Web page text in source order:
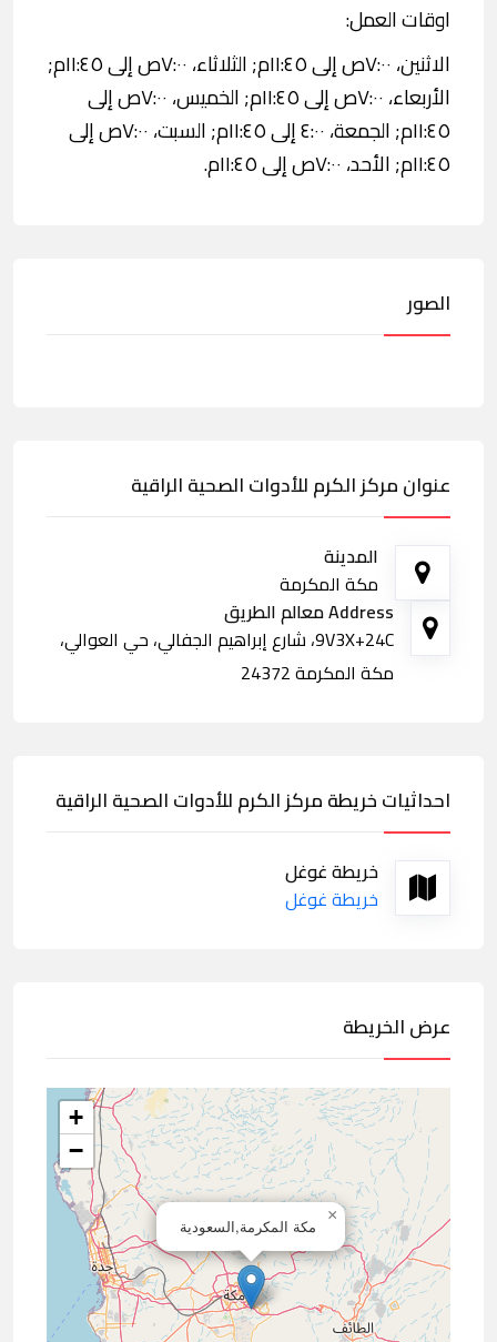
اوقات العمل:
الاثنين، ٧:٠٠ص إلى ١١:٤٥م; الثلاثاء، ٧:٠٠ص إلى ١١:٤٥م;
الأربعاء، ٧:٠٠ص إلى ١١:٤٥م; الخميس، ٧:٠٠ص إلى
١١:٤٥م; الجمعة، ٤:٠٠ إلى ١١:٤٥م; السبت، ٧:٠٠ص إلى
١١:٤٥م; الأحد، ٧:٠٠ص إلى ١١:٤٥م.
الصور
عنوان مركز الكرم للأدوات الصحية الراقية
المدينة
مكة المكرمة
Address معالم الطريق
9V3X+24C، شارع إبراهيم الجفالي، حي العوالي،
مكة المكرمة 24372
احداثيات خريطة مركز الكرم للأدوات الصحية الراقية
خريطة غوغل
خريطة غوغل
عرض الخريطة
مكة المكرمة,السعودية
×
+
−